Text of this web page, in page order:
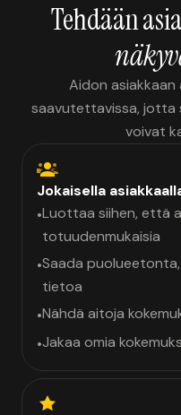
Tehdään
Aidon asiakkaan
saavutettavissa, jotta
voivat
Jokaisella
•Luottaa siihen, että
totuudenmukaisia
•Saada
tietoa
•Nähdä aitoja
•Jakaa omia